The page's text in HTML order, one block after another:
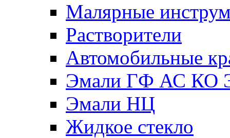
Малярные
Растворители
Автомобильные
Эмали ГФ АС КО
Эмали НЦ
Жидкое стекло